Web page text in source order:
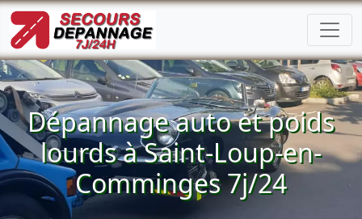
Dépannage auto et poids
lourds à Saint-Loup-en-
Comminges 7j/24